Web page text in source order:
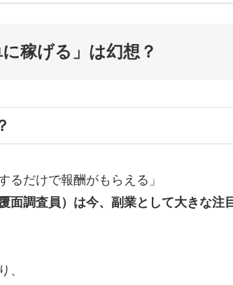
稼げる」は幻想？
るだけで報酬がもらえる」
面調査員）は今、副業として大きな注
、